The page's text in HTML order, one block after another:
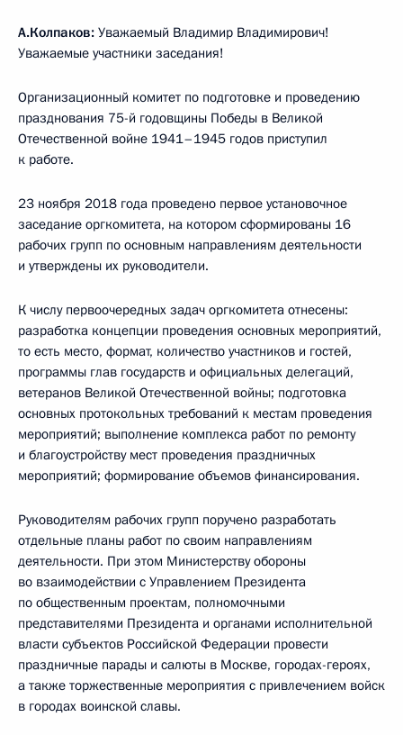
А.Колпаков: Уважаемый Владимир Владимирович!
Уважаемые участники заседания!
Организационный комитет по подготовке и проведению
празднования 75-й годовщины Победы в Великой
Отечественной войне 1941–1945 годов приступил
к работе.
23 ноября 2018 года проведено первое установочное
заседание оргкомитета, на котором сформированы 16
рабочих групп по основным направлениям деятельности
и утверждены их руководители.
К числу первоочередных задач оргкомитета отнесены:
разработка концепции проведения основных мероприятий,
то есть место, формат, количество участников и гостей,
программы глав государств и официальных делегаций,
ветеранов Великой Отечественной войны; подготовка
основных протокольных требований к местам проведения
мероприятий; выполнение комплекса работ по ремонту
и благоустройству мест проведения праздничных
мероприятий; формирование объемов финансирования.
Руководителям рабочих групп поручено разработать
отдельные планы работ по своим направлениям
деятельности. При этом Министерству обороны
во взаимодействии с Управлением Президента
по общественным проектам, полномочными
представителями Президента и органами исполнительной
власти субъектов Российской Федерации провести
праздничные парады и салюты в Москве, городах-героях,
а также торжественные мероприятия с привлечением войск
в городах воинской славы.